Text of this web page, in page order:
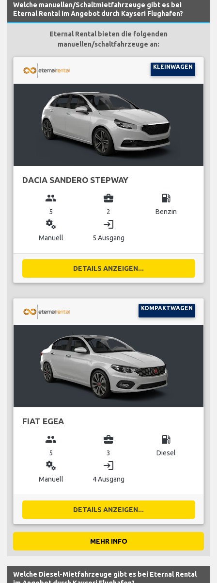
Welche manuellen/Schaltmietfahrzeuge gibt es bei
Eternal Rental im Angebot durch Kayseri Flughafen?
Eternal Rental bieten die folgenden
manuellen/schaltfahrzeuge an:
KLEINWAGEN
DACIA SANDERO STEPWAY
group
5
business_center
2
local_gas_station
Benzin
miscellaneous_services
Manuell
login
5 Ausgang
DETAILS ANZEIGEN...
KOMPAKTWAGEN
FIAT EGEA
group
5
business_center
3
local_gas_station
Diesel
miscellaneous_services
Manuell
login
4 Ausgang
DETAILS ANZEIGEN...
MEHR INFO
Welche Diesel-Mietfahrzeuge gibt es bei Eternal Rental